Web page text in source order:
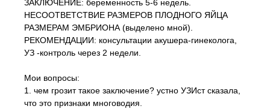
ЗАКЛЮЧЕНИЕ: беременность 5-6 недель.
НЕСООТВЕТСТВИЕ РАЗМЕРОВ ПЛОДНОГО ЯЙЦА
РАЗМЕРАМ ЭМБРИОНА (выделено мной).
РЕКОМЕНДАЦИИ: консультации акушера-гинеколога,
УЗ -контроль через 2 недели.
Мои вопросы:
1. чем грозит такое заключение? устно УЗИст сказала,
что это признаки многоводия.